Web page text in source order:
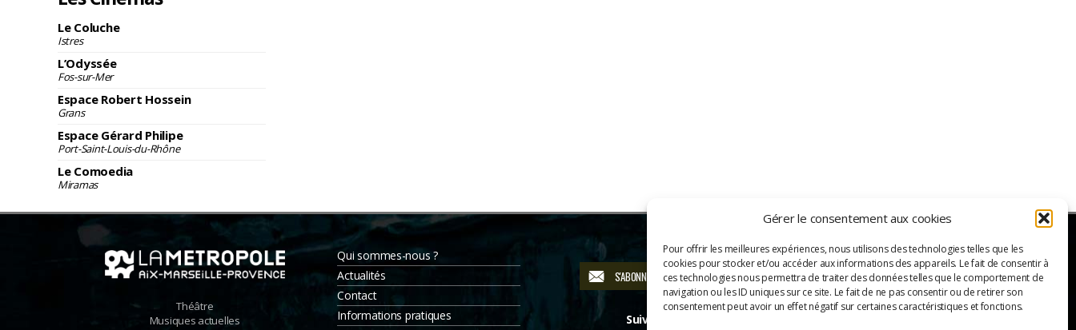
Gérer le consentement aux cookies
Pour offrir les meilleures expériences, nous utilisons des technologies telles que les
cookies pour stocker et/ou accéder aux informations des appareils. Le fait de consentir à
ces technologies nous permettra de traiter des données telles que le comportement de
navigation ou les ID uniques sur ce site. Le fait de ne pas consentir ou de retirer son
consentement peut avoir un effet négatif sur certaines caractéristiques et fonctions.
Le Coluche
Istres
L’Odyssée
Fos-sur-Mer
Espace Robert Hossein
Grans
Espace Gérard Philipe
Port-Saint-Louis-du-Rhône
Le Comoedia
Miramas
Théâtre
Musiques actuelles
Qui sommes-nous ?
Actualités
Contact
Informations pratiques
S'ABONNER À LA NEWSLETTER
Suivez-nous